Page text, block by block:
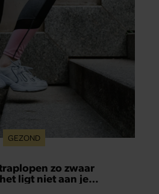
GEZOND
zo zwaar
ligt niet aan je